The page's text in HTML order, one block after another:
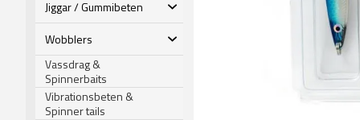
Jiggar / Gummibeten
Wobblers
Vassdrag &
Spinnerbaits
Vibrationsbeten &
Spinner tails